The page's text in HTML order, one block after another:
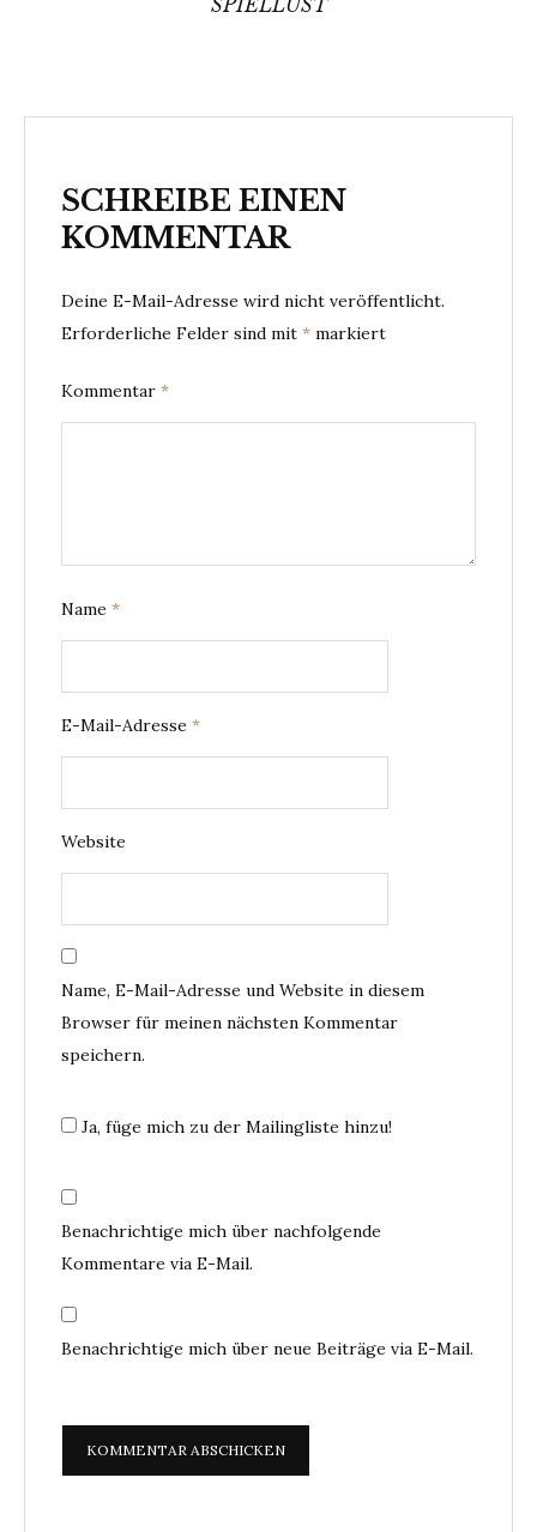
SPIELLUST
SCHREIBE EINEN
KOMMENTAR
Deine E-Mail-Adresse wird nicht veröffentlicht.
Erforderliche Felder sind mit * markiert
Kommentar *
Name *
E-Mail-Adresse *
Website
Name, E-Mail-Adresse und Website in diesem
Browser für meinen nächsten Kommentar
speichern.
Ja, füge mich zu der Mailingliste hinzu!
Benachrichtige mich über nachfolgende
Kommentare via E-Mail.
Benachrichtige mich über neue Beiträge via E-Mail.